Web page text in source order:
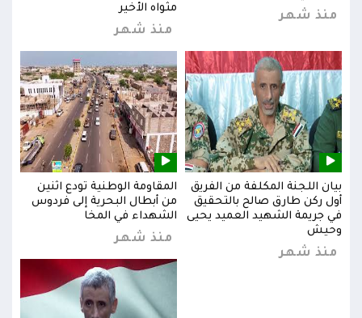
منذ شهر
مثواه الأخير
منذ شهر
بيان اللجنة المكلفة من الفريق
أول ركن طارق صالح بالتحقيق
في جريمة الشهيد العميد يحيى
وحيش
منذ شهر
المقاومة الوطنية تودع اثنين
من أبطال البحرية إلى فردوس
الشهداء في المخا
منذ شهر